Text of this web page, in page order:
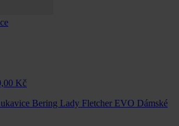
Kč
Bering Lady Fletcher EVO Dámské